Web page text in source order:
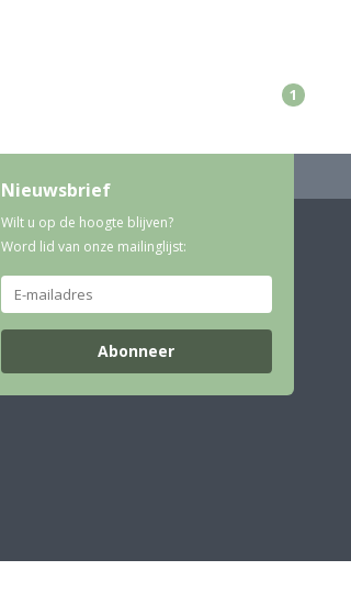
1
Nieuwsbrief
Wilt u op de hoogte blijven?
Word lid van onze mailinglijst:
Abonneer